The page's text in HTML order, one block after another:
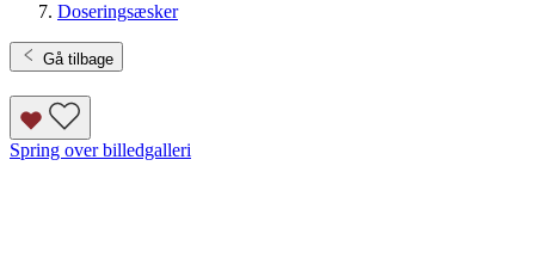
Doseringsæsker
Gå tilbage
Spring over billedgalleri